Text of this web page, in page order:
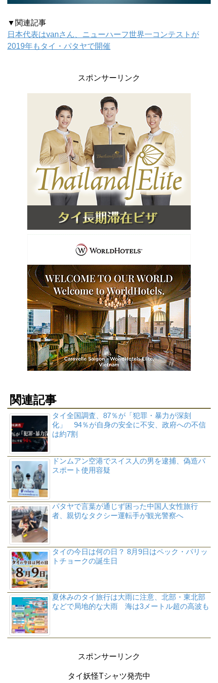
▼関連記事
日本代表はvanさん、ニューハーフ世界一コンテストが
2019年もタイ・パタヤで開催
スポンサーリンク
関連記事
タイ全国調査、87％が「犯罪・暴力が深刻
化」 94％が自身の安全に不安、政府への不信
は約7割
ドンムアン空港でスイス人の男を逮捕、偽造パ
スポート使用容疑
パタヤで言葉が通じず困った中国人女性旅行
者、親切なタクシー運転手が観光警察へ
タイの今日は何の日？ 8月9日はペック・パリッ
トチョークの誕生日
夏休みのタイ旅行は大雨に注意、北部・東北部
などで局地的な大雨 海は3メートル超の高波も
スポンサーリンク
タイ妖怪Tシャツ発売中